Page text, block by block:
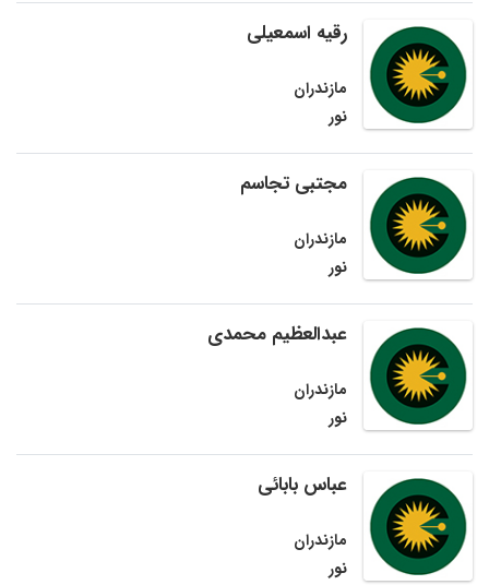
رقیه اسمعیلی
مازندران
نور
مجتبی تجاسم
مازندران
نور
عبدالعظیم محمدی
مازندران
نور
عباس بابائی
مازندران
نور